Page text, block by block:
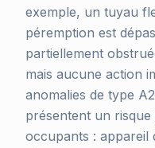
exemple, un tuyau
péremption est
partiellement
mais aucune action
anomalies de type
présentent un
occupants : appareil